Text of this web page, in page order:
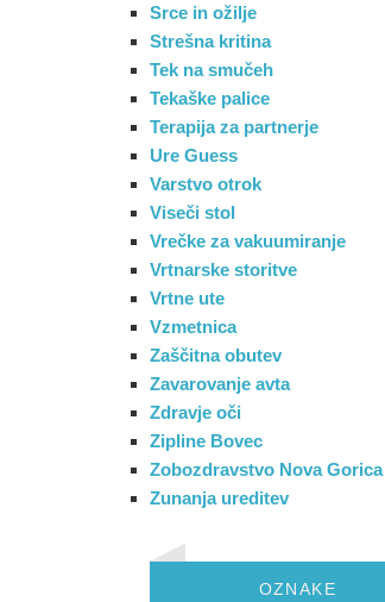
Srce in ožilje
Strešna kritina
Tek na smučeh
Tekaške palice
Terapija za partnerje
Ure Guess
Varstvo otrok
Viseči stol
Vrečke za vakuumiranje
Vrtnarske storitve
Vrtne ute
Vzmetnica
Zaščitna obutev
Zavarovanje avta
Zdravje oči
Zipline Bovec
Zobozdravstvo Nova Gorica
Zunanja ureditev
OZNAKE